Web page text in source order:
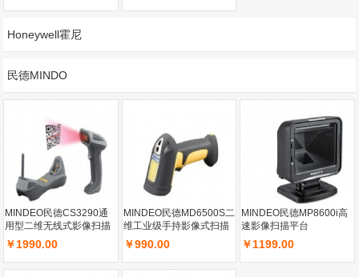
Honeywell霍尼
民德MINDO
MINDEO民德CS3290通
用型二维无线式影像扫描
器
￥1990.00
MINDEO民德MD6500S二
维工业级手持影像式扫描
器
￥990.00
MINDEO民德MP8600i高
速影像扫描平台
￥1199.00